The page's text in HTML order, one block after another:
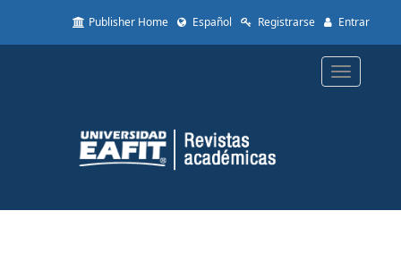
to
Content
Sidebar
Publisher Home Español Registrarse Entrar
Toggle